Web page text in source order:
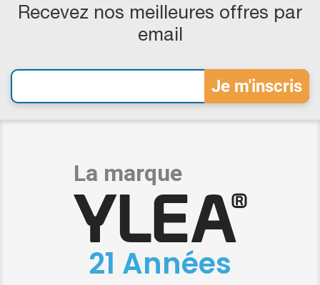
Recevez nos meilleures offres par
email
21 Années